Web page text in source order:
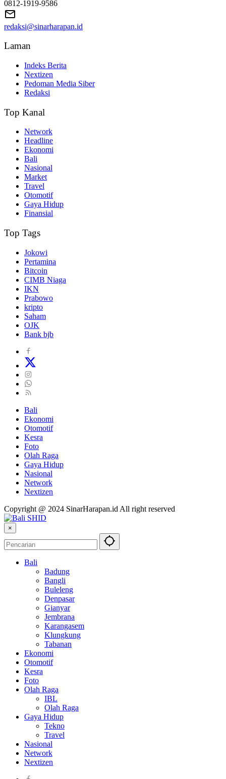
0812-1919-9586
redaksi@sinarharapan.id
Laman
Indeks Berita
Nextizen
Pedoman Media Siber
Redaksi
Top Kanal
Network
Headline
Ekonomi
Bali
Nasional
Market
Travel
Otomotif
Gaya Hidup
Finansial
Top Tags
Jokowi
Pertamina
Bitcoin
CIMB Niaga
IKN
Prabowo
kripto
Saham
OJK
Bank bjb
Bali
Ekonomi
Otomotif
Kesra
Foto
Olah Raga
Gaya Hidup
Nasional
Network
Nextizen
Copyright @ 2024 SinarHarapan.id All right reserved
×
Bali
Badung
Bangli
Buleleng
Denpasar
Gianyar
Jembrana
Karangasem
Klungkung
Tabanan
Ekonomi
Otomotif
Kesra
Foto
Olah Raga
IBL
Olah Raga
Gaya Hidup
Tekno
Travel
Nasional
Network
Nextizen